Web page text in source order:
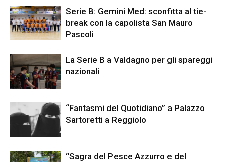
Serie B: Gemini Med: sconfitta al tie-
break con la capolista San Mauro
Pascoli
La Serie B a Valdagno per gli spareggi
nazionali
“Fantasmi del Quotidiano” a Palazzo
Sartoretti a Reggiolo
“Sagra del Pesce Azzurro e del